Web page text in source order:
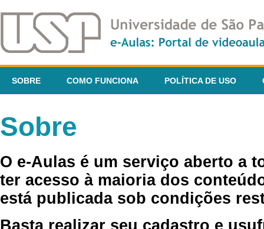
SOBRE COMO FUNCIONA POLÍTICA DE USO
Sobre
O e-Aulas é um serviço aberto a
ter acesso à maioria dos
está publicada sob condições
Basta realizar seu cadastro e